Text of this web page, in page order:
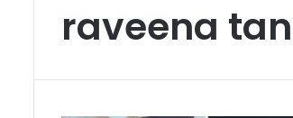
raveena